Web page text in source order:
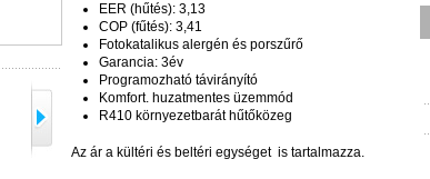
EER (hűtés): 3,13
COP (fűtés): 3,41
Fotokatalikus alergén és porszűrő
Garancia: 3év
Programozható távirányító
Komfort. huzatmentes üzemmód
R410 környezetbarát hűtőközeg
Az ár a kültéri és beltéri egységet is tartalmazza.